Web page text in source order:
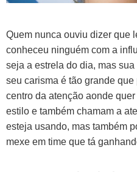
Quem nunca ouviu dizer que
conheceu ninguém com a
seja a estrela do dia, mas
seu carisma é tão grande
centro da atenção aonde
estilo e também chamam a
esteja usando, mas também
mexe em time que tá